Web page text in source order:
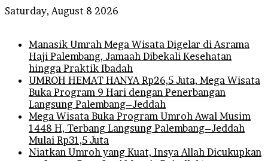
Saturday, August 8 2026
Manasik Umrah Mega Wisata Digelar di Asrama
Haji Palembang, Jamaah Dibekali Kesehatan
hingga Praktik Ibadah
UMROH HEMAT HANYA Rp26,5 Juta, Mega Wisata
Buka Program 9 Hari dengan Penerbangan
Langsung Palembang–Jeddah
Mega Wisata Buka Program Umroh Awal Musim
1448 H, Terbang Langsung Palembang–Jeddah
Mulai Rp31,5 Juta
Niatkan Umroh yang Kuat, Insya Allah Dicukupkan